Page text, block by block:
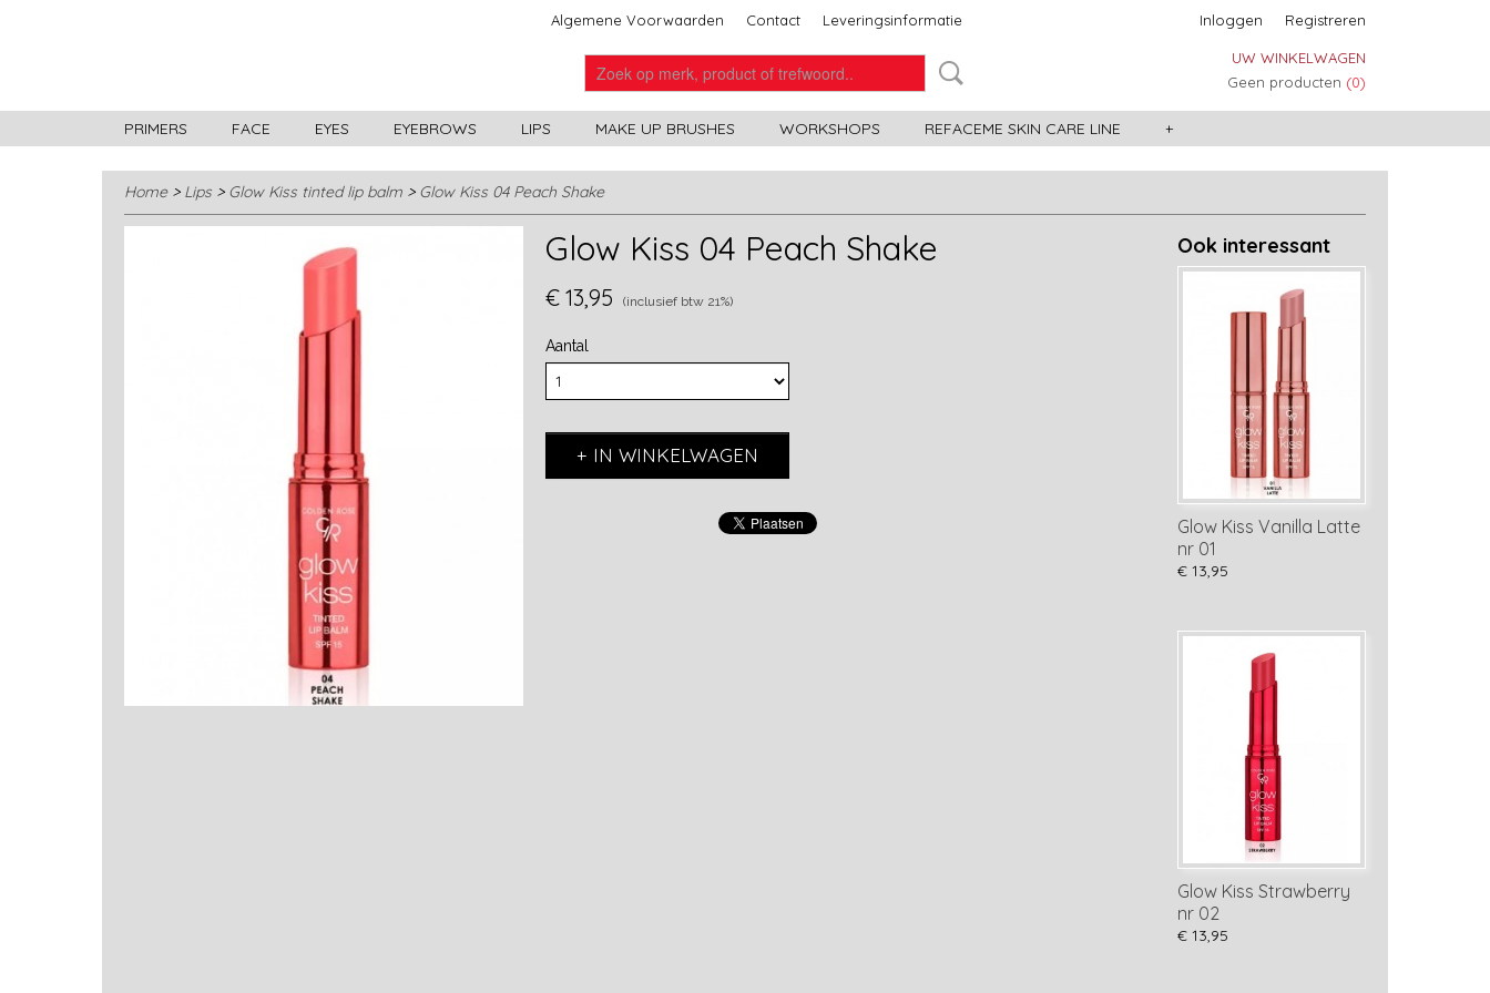
Algemene Voorwaarden Contact Leveringsinformatie Inloggen Registreren
UW WINKELWAGEN
Geen producten (0)
PRIMERS FACE EYES EYEBROWS LIPS MAKE UP BRUSHES WORKSHOPS REFACEME SKIN CARE LINE +
Home> Lips > Glow Kiss tinted lip balm > Glow Kiss 04 Peach Shake
Glow Kiss 04 Peach Shake
€ 13,95 (inclusief btw 21%)
Aantal
IN WINKELWAGEN
Ook interessant
Glow Kiss Vanilla Latte
nr 01
€ 13,95
Glow Kiss Strawberry
nr 02
€ 13,95